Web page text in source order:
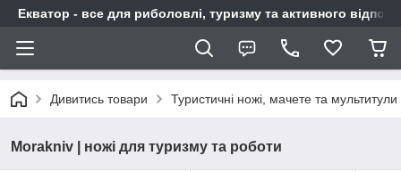
Екватор - все для риболовлі, туризму та активного
Дивитись товари Туристичні ножі, мачете та мультитули
Morakniv | ножі для туризму та роботи